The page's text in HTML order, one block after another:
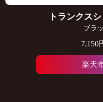
トランクス
ブラ
7,150
楽天